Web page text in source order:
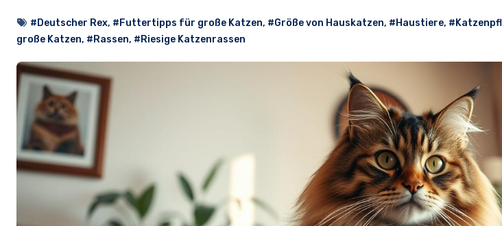
#Deutscher Rex, #Futtertipps für große Katzen, #Größe von Hauskatzen, #Haustiere,
große Katzen, #Rassen, #Riesige Katzenrassen